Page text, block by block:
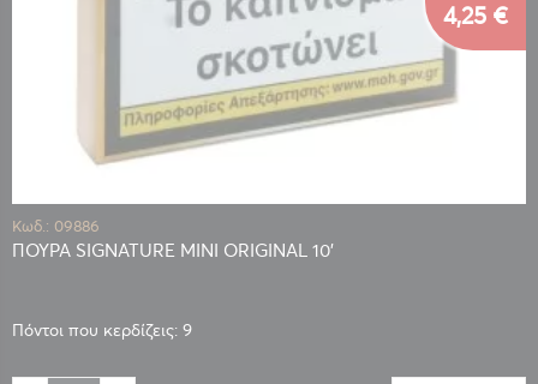
Κωδ.: 09886
ΠΟΥΡΑ SIGNATURE MINI ORIGINAL 10'
Πόντοι που κερδίζεις: 9
4,25 €